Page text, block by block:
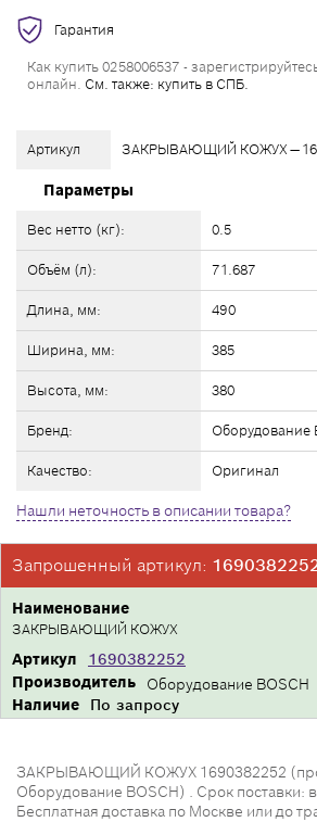
Артикул ЗАКРЫВАЮЩИЙ КОЖУХ —
Параметры
Вес нетто (кг): 0.5
Объём (л): 71.687
Длина, мм: 490
Ширина, мм: 385
Высота, мм: 380
Бренд: Оборудование
Качество: Оригинал
Нашли неточность в описании товара?
Гарантия
Как купить 0258006537 -
онлайн. См. также: купить в СПБ.
Запрошенный артикул:
Производитель Оборудование BOSCH
Артикул 1690382252
Наименование
ЗАКРЫВАЮЩИЙ КОЖУХ
Наличие По запросу
ЗАКРЫВАЮЩИЙ КОЖУХ 1690382252
Оборудование BOSCH) . Срок поставки:
Бесплатная доставка по Москве или до